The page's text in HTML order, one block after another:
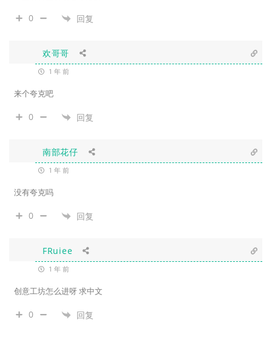
0 回复
欢哥哥
1 年 前
来个夸克吧
0 回复
南部花仔
1 年 前
没有夸克吗
0 回复
FRuiee
1 年 前
创意工坊怎么进呀 求中文
0 回复